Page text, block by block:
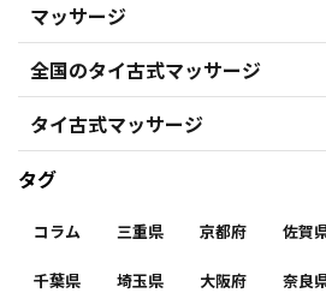
マッサージ
全国のタイ古式マッサージ
タイ古式マッサージ
タグ
コラム 三重県 京都府 佐賀
千葉県 埼玉県 大阪府 奈良